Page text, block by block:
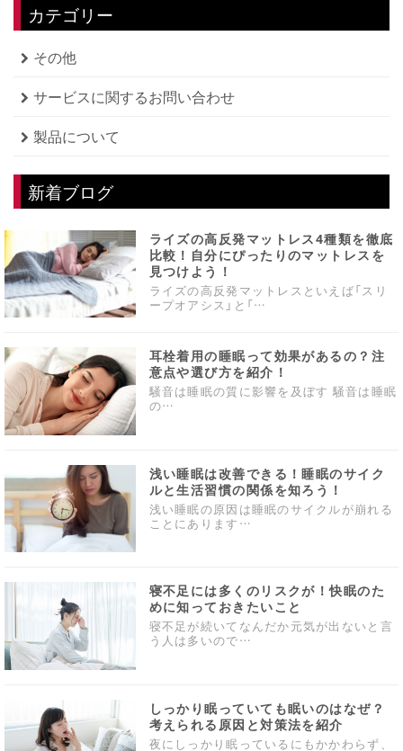
カテゴリー
その他
サービスに関するお問い合わせ
製品について
新着ブログ
ライズの高反発マットレス4種類を徹底
比較！自分にぴったりのマットレスを
見つけよう！
ライズの高反発マットレスといえば「スリ
ープオアシス」と「…
耳栓着用の睡眠って効果があるの？注
意点や選び方を紹介！
騒音は睡眠の質に影響を及ぼす 騒音は睡眠
の…
浅い睡眠は改善できる！睡眠のサイク
ルと生活習慣の関係を知ろう！
浅い睡眠の原因は睡眠のサイクルが崩れる
ことにあります…
寝不足には多くのリスクが！快眠のた
めに知っておきたいこと
寝不足が続いてなんだか元気が出ないと言
う人は多いので…
しっかり眠っていても眠いのはなぜ？
考えられる原因と対策法を紹介
夜にしっかり眠っているにもかかわらず、